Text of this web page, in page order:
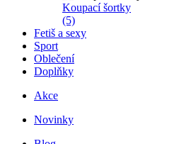
Koupací šortky
(5)
Fetiš a sexy
Sport
Oblečení
Doplňky
Akce
Novinky